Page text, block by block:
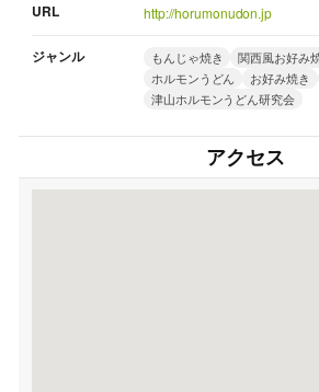
URL http://horumonudon.jp
ジャンル もんじゃ焼き 関西風お好み
ホルモンうどん
お好み焼き
津山ホルモンうどん研究会
アクセス